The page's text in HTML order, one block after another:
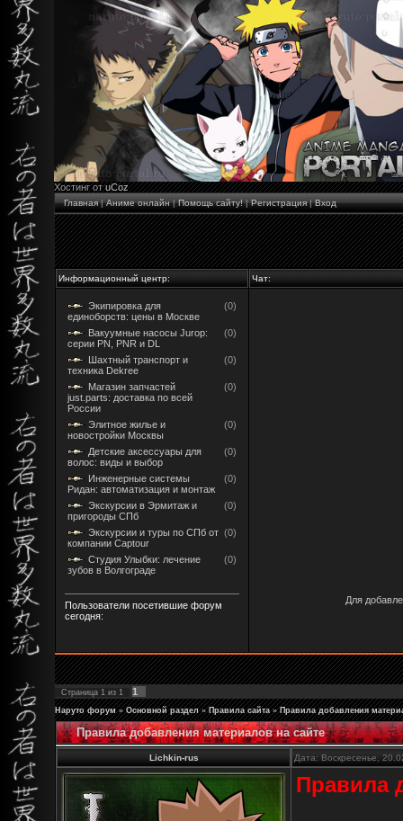
Хостинг отuCoz
Главная|Аниме онлайн|Помощь сайту!|Регистрация|Вход
Информационный центр: Чат:
Экипировка для
единоборств: цены в Москве
(0)
Вакуумные насосы Jurop:
серии PN, PNR и DL
(0)
Шахтный транспорт и
техника Dekree
(0)
Магазин запчастей
just.parts: доставка по всей
России
(0)
Элитное жилье и
новостройки Москвы
(0)
Детские аксессуары для
волос: виды и выбор
(0)
Инженерные системы
Ридан: автоматизация и монтаж
(0)
Экскурсии в Эрмитаж и
пригороды СПб
(0)
Экскурсии и туры по СПб от
компании Captour
(0)
Студия Улыбки: лечение
зубов в Волгограде
(0)
Пользователи посетившие форум
сегодня:
Для
Страница 1 из 1 1
Наруто форум » Основной раздел » Правила сайта » Правила добавления
Правила добавления материалов на сайте
Lichkin-rus Дата: Воскресенье,
Правила